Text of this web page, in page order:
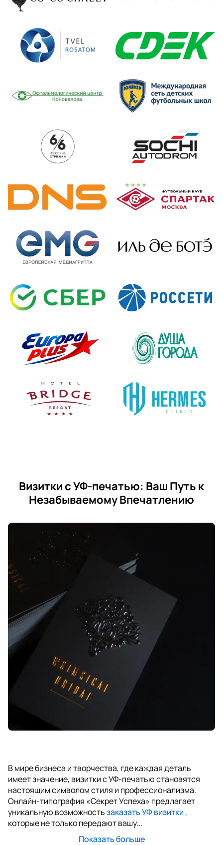
Визитки с УФ-печатью: Ваш Путь к
Незабываемому Впечатлению
В мире бизнеса и творчества, где каждая деталь
имеет значение, визитки с УФ-печатью становятся
настоящим символом стиля и профессионализма.
Онлайн-типография «Секрет Успеха» предлагает
уникальную возможностьзаказать УФ визитки,
которые не только передают вашу...
Показать больше